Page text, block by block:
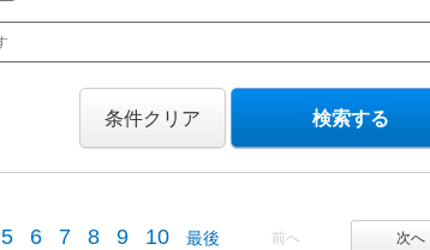
条件クリア 検索する
前へ 次へ
5 6 7 8 9 10 最後